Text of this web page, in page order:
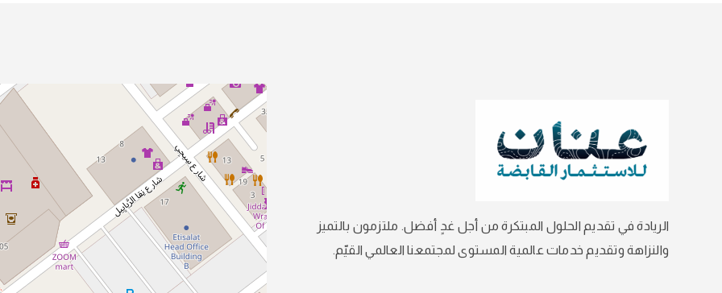
الريادة في تقديم الحلول المبتكرة من أجل غدٍ أفضل. ملتزمون بالتميز
والنزاهة وتقديم خدمات عالمية المستوى لمجتمعنا العالمي القيّم.